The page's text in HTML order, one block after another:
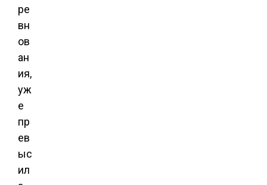
ре
вн
ов
ан
ия,
уж
е
пр
ев
ыс
ил